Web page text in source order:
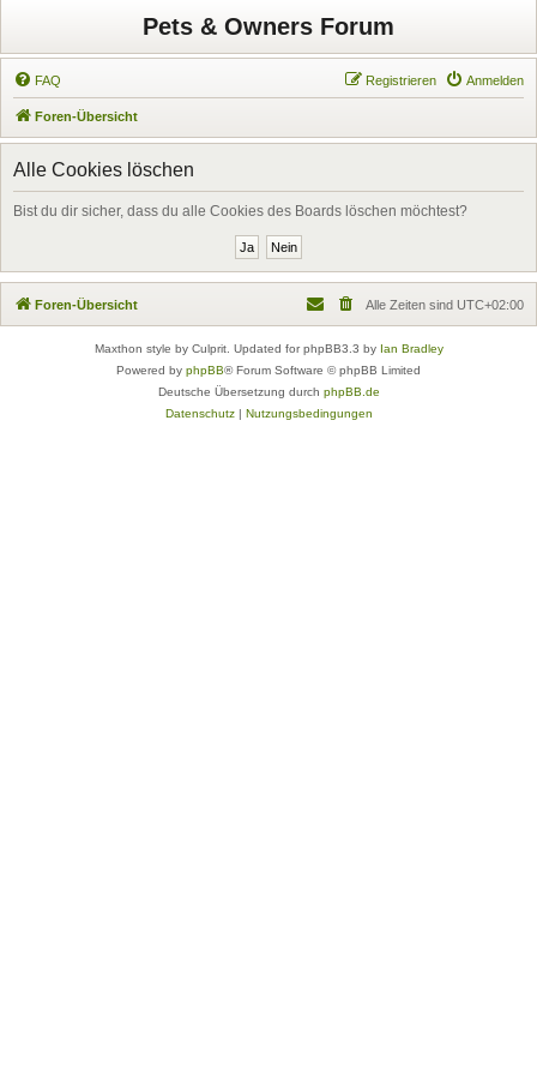
Pets & Owners Forum
FAQ Anmelden
Registrieren
Foren-Übersicht
Alle Cookies löschen
Bist du dir sicher, dass du alle Cookies des Boards löschen möchtest?
Foren-Übersicht Alle Zeiten sind UTC+02:00
Maxthon style by Culprit. Updated for phpBB3.3 by Ian Bradley
Powered by phpBB® Forum Software © phpBB Limited
Deutsche Übersetzung durch phpBB.de
Datenschutz| Nutzungsbedingungen